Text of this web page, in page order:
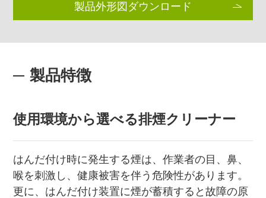
製品外形図ダウンロード
製品特徴
使用環境から選べる排煙クリーナー
はんだ付け時に発生する煙は、作業者の目、鼻、
喉を刺激し、健康被害を伴う危険性があります。
更に、はんだ付け装置に煙が蓄積すると故障の原